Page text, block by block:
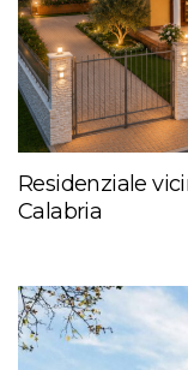
Residenziale
Calabria